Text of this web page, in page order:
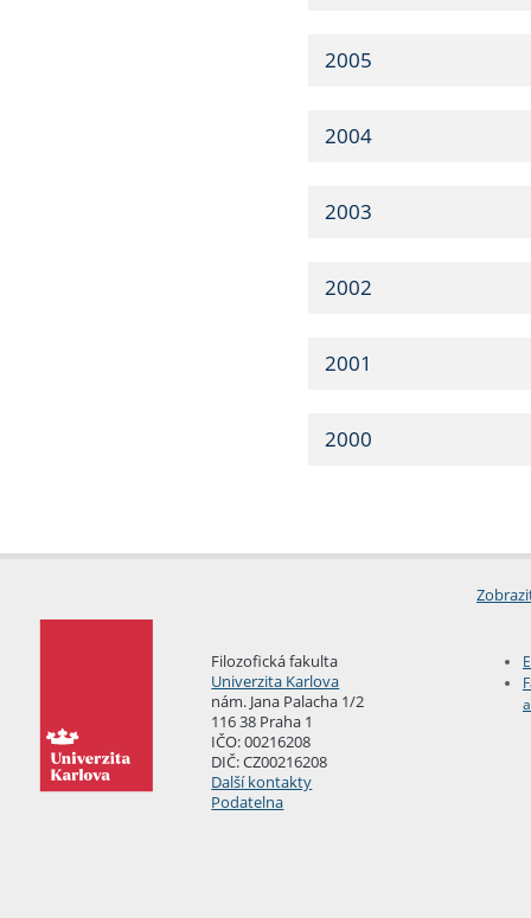
2005
2004
2003
2002
2001
2000
Filozofická fakulta
Univerzita Karlova
nám. Jana Palacha 1/2
116 38 Praha 1
IČO: 00216208
DIČ: CZ00216208
Další kontakty
Podatelna